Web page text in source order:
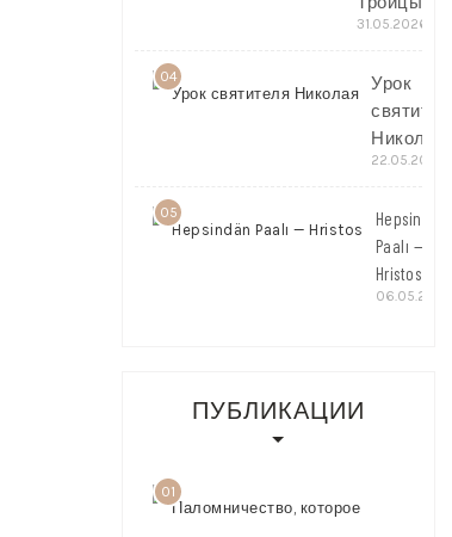
31.05.2026
04
Урок
святителя
Николая
22.05.2026
05
Hepsindän
Paalı —
Hristos
06.05.2026
ПУБЛИКАЦИИ
01